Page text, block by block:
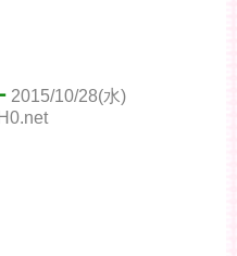
2015/10/28(水)